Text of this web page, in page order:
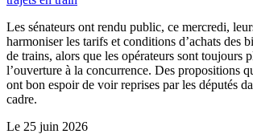
Les sénateurs ont rendu public, ce mercredi,
harmoniser les tarifs et conditions d’achats des
de trains, alors que les opérateurs sont toujours
l’ouverture à la concurrence. Des propositions
ont bon espoir de voir reprises par les députés
cadre.
Le 25 juin 2026